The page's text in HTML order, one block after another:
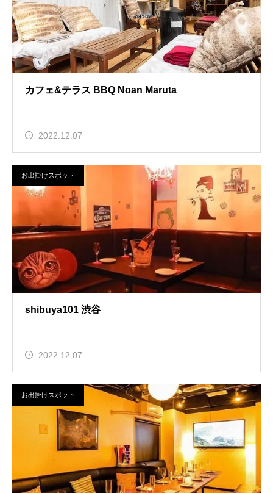
カフェ&テラス BBQ Noan Maruta
2022.12.07
お出掛けスポット
shibuya101 渋谷
2022.12.07
お出掛けスポット